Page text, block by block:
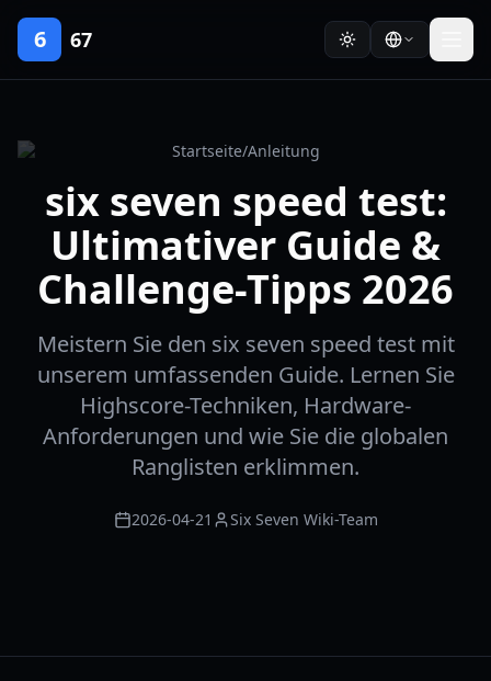
6 67
Startseite/Anleitung
six seven speed test:
Ultimativer Guide &
Challenge-Tipps 2026
Meistern Sie den six seven speed test mit
unserem umfassenden Guide. Lernen Sie
Highscore-Techniken, Hardware-
Anforderungen und wie Sie die globalen
Ranglisten erklimmen.
2026-04-21 Six Seven Wiki-Team